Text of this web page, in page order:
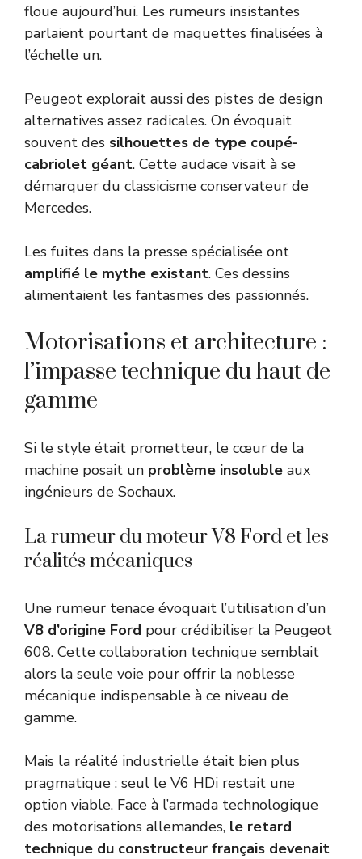
floue aujourd’hui. Les rumeurs insistantes
parlaient pourtant de maquettes finalisées à
l’échelle un.
Peugeot explorait aussi des pistes de design
alternatives assez radicales. On évoquait
souvent des silhouettes de type coupé-
cabriolet géant. Cette audace visait à se
démarquer du classicisme conservateur de
Mercedes.
Les fuites dans la presse spécialisée ont
amplifié le mythe existant. Ces dessins
alimentaient les fantasmes des passionnés.
Motorisations et architecture :
l’impasse technique du haut de
gamme
Si le style était prometteur, le cœur de la
machine posait un problème insoluble aux
ingénieurs de Sochaux.
La rumeur du moteur V8 Ford et les
réalités mécaniques
Une rumeur tenace évoquait l’utilisation d’un
V8 d’origine Ford pour crédibiliser la Peugeot
608. Cette collaboration technique semblait
alors la seule voie pour offrir la noblesse
mécanique indispensable à ce niveau de
gamme.
Mais la réalité industrielle était bien plus
pragmatique : seul le V6 HDi restait une
option viable. Face à l’armada technologique
des motorisations allemandes, le retard
technique du constructeur français devenait